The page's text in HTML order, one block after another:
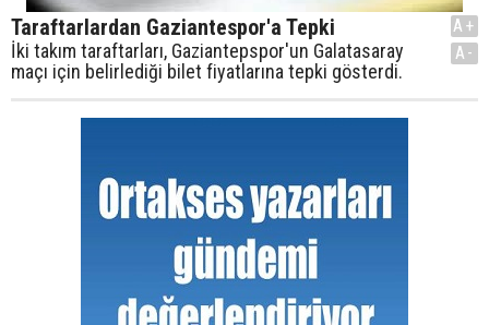
Taraftarlardan Gaziantespor'a Tepki
İki takım taraftarları, Gaziantepspor'un Galatasaray
maçı için belirlediği bilet fiyatlarına tepki gösterdi.
A+
A-